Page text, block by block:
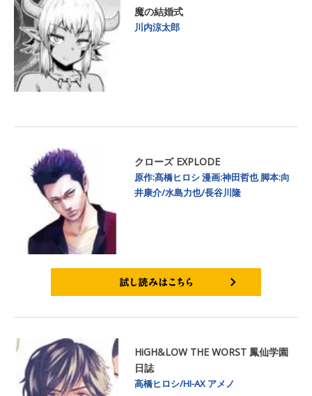
魔の結婚式
川内涼太郎
クローズ EXPLODE
原作:髙橋ヒロシ漫画:神田哲也脚本:向
井康介/水島力也/長谷川隆
HiGH&LOW THE WORST 鳳仙学園
日誌
高橋ヒロシ/HI-AX アメノ